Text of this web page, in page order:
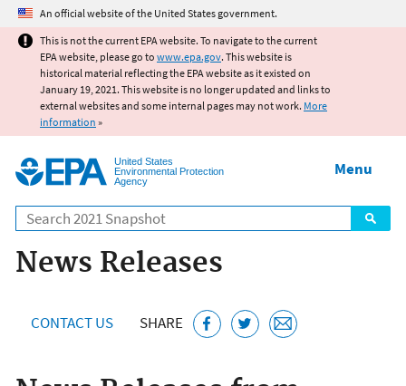
Jump to main content
An official website of the United States government.
This is not the current EPA website. To navigate to the current
EPA website, please go to www.epa.gov. This website is
historical material reflecting the EPA website as it existed on
January 19, 2021. This website is no longer updated and links to
external websites and some internal pages may not work. More
information »
United States
Environmental Protection
Agency
Search
Menu
News Releases
CONTACT US SHARE